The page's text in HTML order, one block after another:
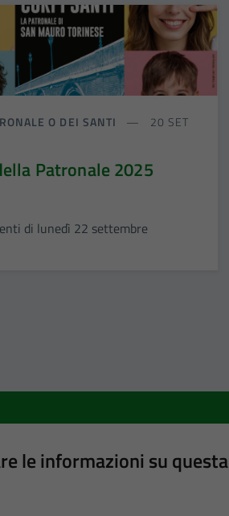
O DEI SANTI
20 SET
Patronale 2025
di lunedì 22 settembre
le informazioni su questa